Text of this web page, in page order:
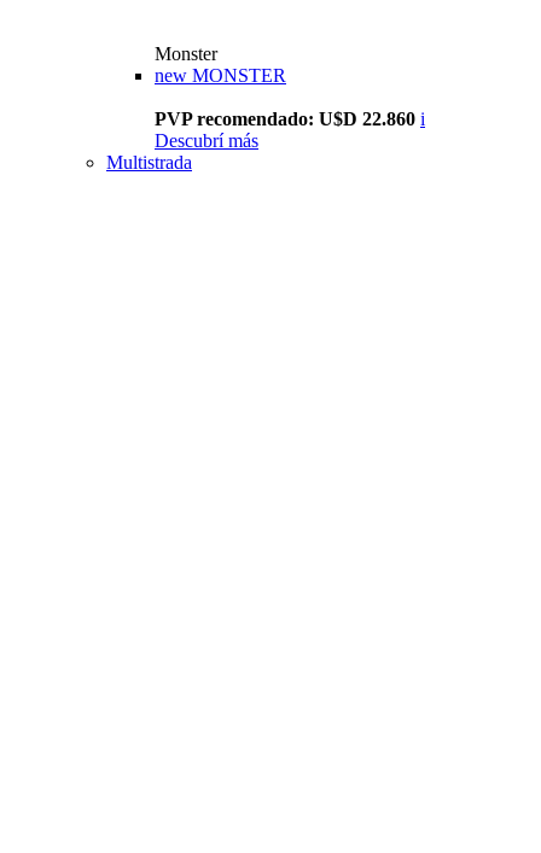
Monster
new MONSTER
PVP recomendado: U$D 22.860 i
Descubrí más
Multistrada